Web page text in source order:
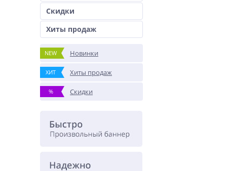
Скидки
Хиты продаж
NEW Новинки
ХИТ Хиты продаж
% Скидки